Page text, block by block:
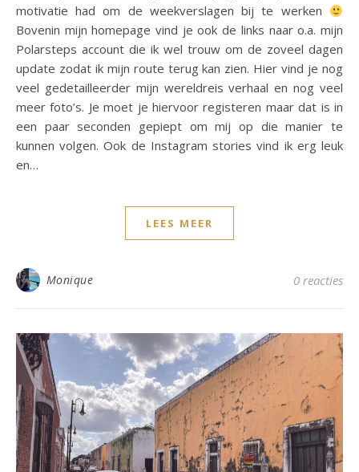
motivatie had om de weekverslagen bij te werken
Bovenin mijn homepage vind je ook de links naar o.a. mijn
Polarsteps account die ik wel trouw om de zoveel dagen
update zodat ik mijn route terug kan zien. Hier vind je nog
veel gedetailleerder mijn wereldreis verhaal en nog veel
meer foto’s. Je moet je hiervoor registeren maar dat is in
een paar seconden gepiept om mij op die manier te
kunnen volgen. Ook de Instagram stories vind ik erg leuk
en…
LEES MEER
Monique 0 reacties